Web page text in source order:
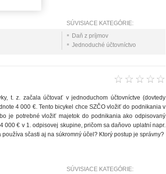
SÚVISIACE KATEGÓRIE:
Daň z príjmov
Jednoduché účtovníctvo
t. z. začala účtovať v jednoduchom účtovníctve (dovtedy
4 000 €. Tento bicykel chce SZČO vložiť do podnikania v
je potrebné vložiť majetok do podnikania ako odpisovaný
000 € v 1. odpisovej skupine, pričom sa daňovo uplatní napr.
sčasti aj na súkromný účel? Ktorý postup je správny?
SÚVISIACE KATEGÓRIE: